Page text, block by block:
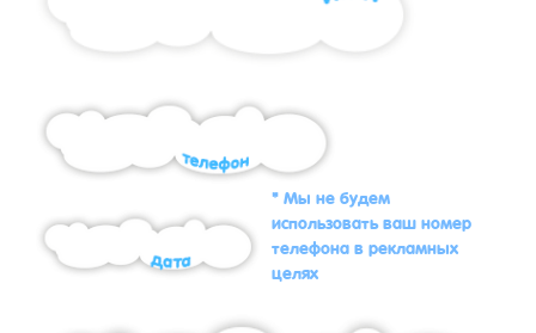
* Мы не будем
использовать ваш номер
телефона в рекламных
целях